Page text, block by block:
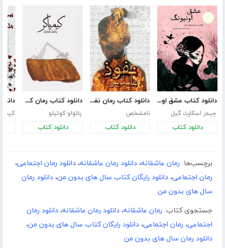
دانلود کتاب عشق اونیونگ
جیمز اسکارث گیل
دانلود کتاب
دانلود کتاب رمان نفوذ ناپذیر
نامشخص
دانلود کتاب
دانلود کتاب رمان کیمیاگر
پائولو کوئیلو
دانلود کتاب
کیم
برچسب‌ها: رمان عاشقانه، دانلود رمان عاشقانه، دانلود رمان اجتماعی،
رمان اجتماعی، دانلود رایگان کتاب سال های بدون من، دانلود رمان
سال های بدون من
جستجوی کتاب: رمان عاشقانه، دانلود رمان عاشقانه، دانلود رمان
اجتماعی، رمان اجتماعی، دانلود رایگان کتاب سال های بدون من،
دانلود رمان سال های بدون من